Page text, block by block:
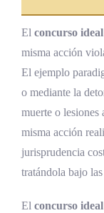
El concurso
misma acción
El ejemplo
o mediante la
muerte o lesiones
misma acción
jurisprudencia
tratándola bajo
El concurso